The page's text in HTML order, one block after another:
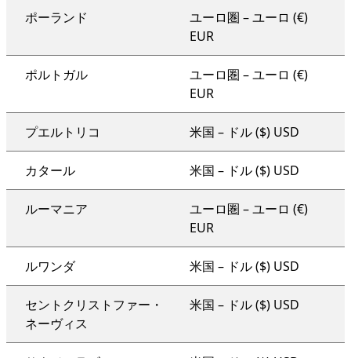
ポーランド
ユーロ圏 – ユーロ (€)
EUR
ポルトガル
ユーロ圏 – ユーロ (€)
EUR
プエルトリコ 米国 – ドル ($) USD
カタール 米国 – ドル ($) USD
ルーマニア
ユーロ圏 – ユーロ (€)
EUR
ルワンダ 米国 – ドル ($) USD
セントクリストファー・
ネーヴィス
米国 – ドル ($) USD